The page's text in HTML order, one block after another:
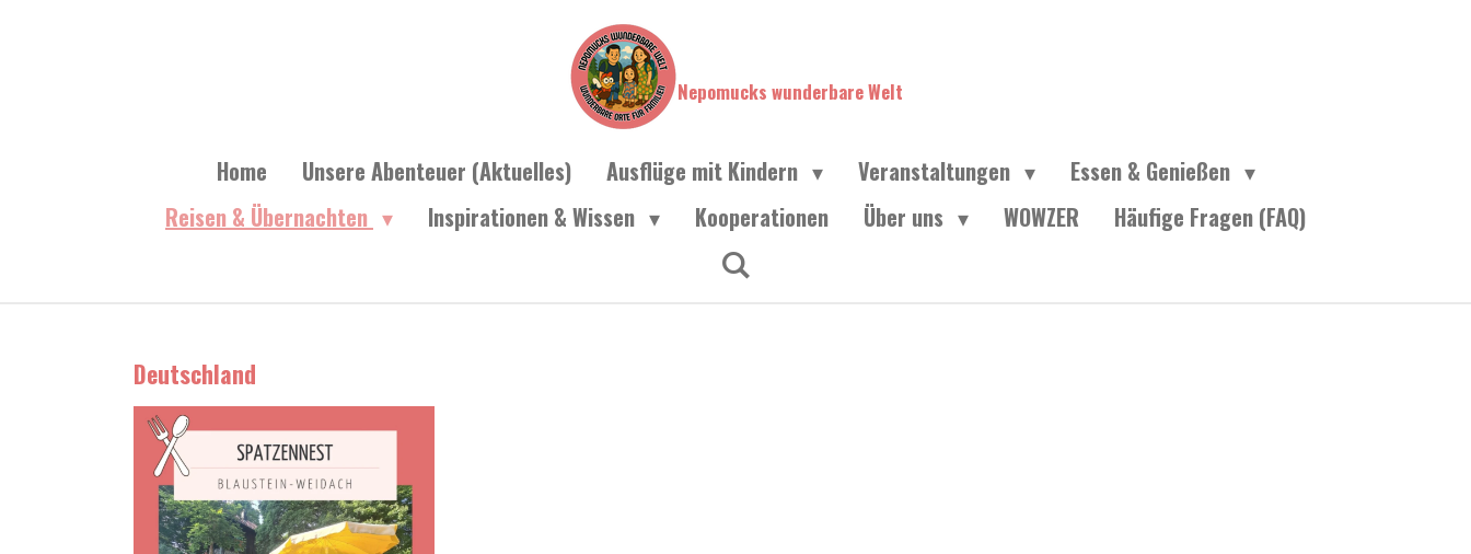
Nepomucks wunderbare Welt
Home Unsere Abenteuer (Aktuelles) Ausflüge mit Kindern Veranstaltungen
Essen & Genießen
Reisen & Übernachten
Inspirationen & Wissen Kooperationen Über uns WOWZER Häufige Fragen (FAQ)
Deutschland